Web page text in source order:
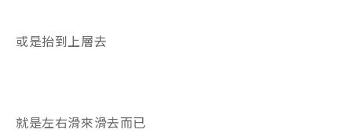
或是抬到上層去
就是左右滑來滑去而已